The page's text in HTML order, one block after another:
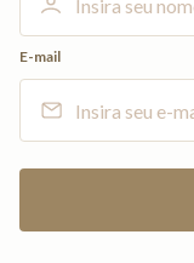
E-mail